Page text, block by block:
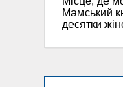
Мамський
десятки